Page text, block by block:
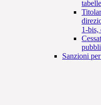
1-bis,
Sanzioni